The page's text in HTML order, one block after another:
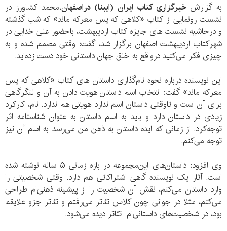
به گزارش خبرگزاری کتاب ایران (ایبنا) دراصفهان،محمد کشاورز در
نشست رونمایی از کتاب «کلاهی که پس معرکه ماند» که شب گذشته
و درحاشیه نشست های جایزه کتاب اردیبهشت، باحضور علی خدایی در
شهرکتاب اردیبهشت اصفهان برگزار شد، گفت: وقتی مصمم شده و به
چیزی فکر می‌کنید درواقع به خلق جهان داستانی خود دست زده‌اید.
این نویسنده درباره نحوه نام‌گذاری داستان های کتاب «کلاهی که پس
معرکه ماند» گفت: انتخاب اسم داستان هویت دادن به آن و لنگرگاهی
برای آن است و تاوقتی داستان اسم ندارد هویتی هم ندارد. نام، کارکرد
زیادی در داستان دارد و باید به اسم داستان به عنوان شناسنامه اثر
توجه‌کرد. از زمانی که ایده داستان به ذهن من می‌رسد به اسم آن نیز
توجه می‌کنم.
وی افزود: داستان‌های این‌مجموعه در بازه زمانی ۵ ساله نوشته شده
است. آثار یک نویسنده گاهی اشتراکاتی هم دارد. وقتی شخصیتی را
وارد داستان می‌کنم، نقش آن شخصیت را از پیشینه ذهنی‌ام طراحی
می‌کنم، مثلا در جوانی چون کلاس تئاتر می‌رفتم و تئاتر جزو علایقم
بود، در شخصیت‌های داستانی‌ام تئاتر دیده می‌شود.